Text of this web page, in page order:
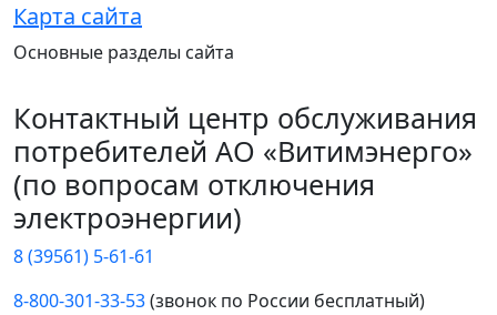
Карта сайта
Основные разделы сайта
Контактный центр обслуживания
потребителей АО «Витимэнерго»
(по вопросам отключения
электроэнергии)
8 (39561) 5-61-61
8-800-301-33-53(звонок по России бесплатный)